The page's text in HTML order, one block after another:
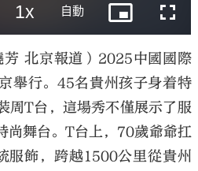
芳 北京報道）2025中國國際
舉行。45名貴州孩子身着特
周T台，這場秀不僅展示了服
尚舞台。T台上，70歲爺爺扛
服飾，跨越1500公里從貴州